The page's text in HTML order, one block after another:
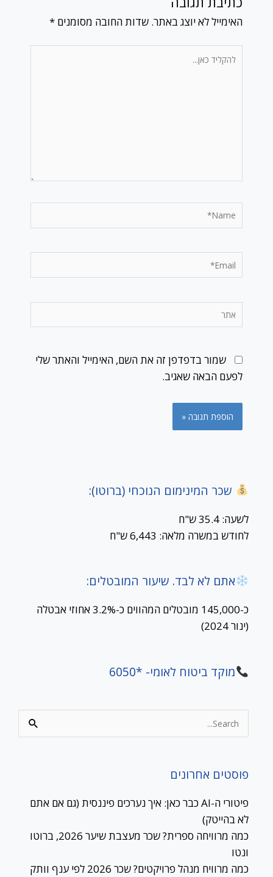
האימייל לא יוצג באתר. שדות החובה מסומנים *
להקליד
כאן...
Name*
Email*
אתר
שמור בדפדפן זה את השם, האימייל והאתר שלי
לפעם הבאה שאגיב.
שכר המינימום הנוכחי (ברוטו):
לשעה: 35.4 ש"ח
לחודש במשרה מלאה: 6,443 ש"ח
אתם לא לבד. שיעור המובטלים:
כ-145,000 מובטלים המהווים כ-3.2% אחוזי אבטלה
(ינור 2024)
מוקד ביטוח לאומי- *6050
Search
for:
פוסטים אחרונים
פיטורי ה-AI כבר כאן: איך נערכים פיננסית (גם אם אתם
לא בהייטק)
כמה מרוויחה ספרית? שכר מעצבת שיער 2026, ברוטו
ונטו
כמה מרוויח מנהל פרויקטים? שכר 2026 לפי ענף וותק